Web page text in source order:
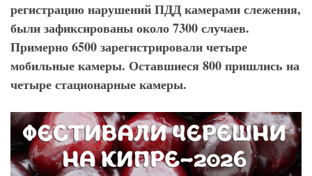
регистрацию нарушений ПДД камерами слежения,
были зафиксированы около 7300 случаев.
Примерно 6500 зарегистрировали четыре
мобильные камеры. Оставшиеся 800 пришлись на
четыре стационарные камеры.